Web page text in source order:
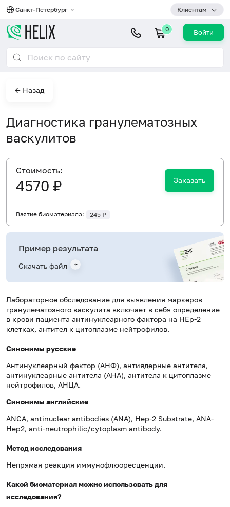
Санкт-Петербург Клиентам
0 Войти
← Назад
Диагностика гранулематозных
васкулитов
Лабораторное обследование для выявления маркеров
гранулематозного васкулита включает в себя определение
в крови пациента антинуклеарного фактора на HEp-2
клетках, антител к цитоплазме нейтрофилов.
Синонимы русские
Антинуклеарный фактор (АНФ), антиядерные антитела,
антинуклеарные антитела (АНА), антитела к цитоплазме
нейтрофилов, АНЦА.
Синонимы английские
ANCA, аntinuclear аntibodies (ANA), Hep-2 Substrate, ANA-
Hep2, аnti-neutrophilic/cytoplasm antibody.
Метод исследования
Непрямая реакция иммунофлюоресценции.
Какой биоматериал можно использовать для
исследования?
Cтоимость:
4570 ₽ Заказать
Взятие биоматериала: 245 ₽
Пример результата
Скачать файл